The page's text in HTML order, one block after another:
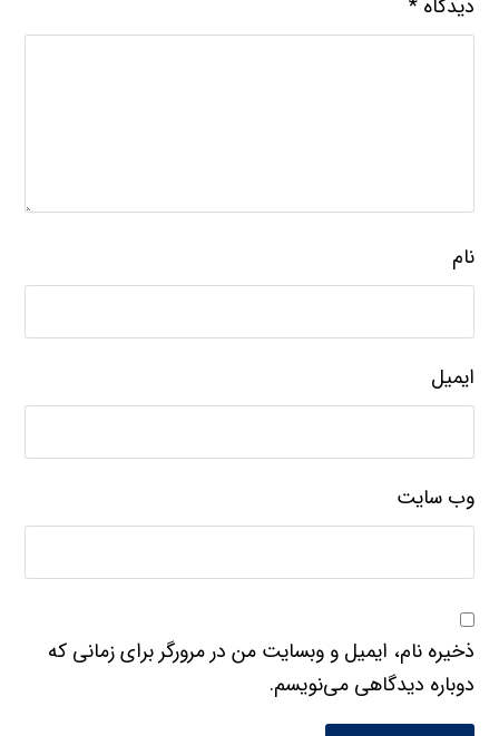
دیدگاه*
نام
ایمیل
وب‌ سایت
ذخیره نام، ایمیل و وبسایت من در مرورگر برای زمانی که
دوباره دیدگاهی می‌نویسم.